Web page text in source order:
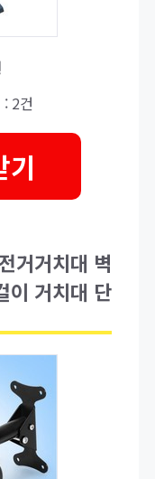
2건
기
거거치대 벽
이 거치대 단